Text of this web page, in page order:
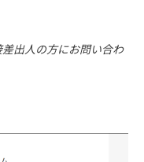
出人の方にお問い合わ